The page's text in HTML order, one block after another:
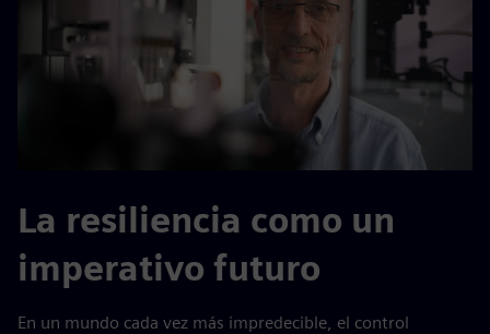
La resiliencia como un
imperativo futuro
En un mundo cada vez más impredecible, el control